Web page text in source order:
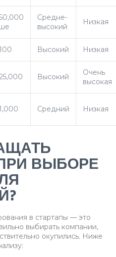
Средне-
высокий
Низкая
Высокий Низкая
Высокий
Очень
высокая
Средний Низкая
ВЫБОРЕ
в стартапы — это
выбирать компании,
окупились. Ниже